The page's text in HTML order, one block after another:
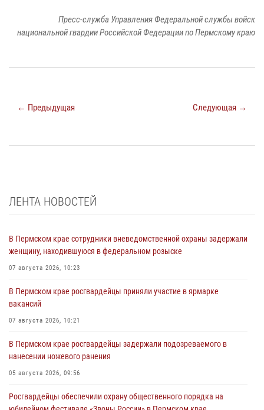
Пресс-служба Управления Федеральной службы войск
национальной гвардии Российской Федерации по Пермскому краю
← Предыдущая Следующая →
ЛЕНТА НОВОСТЕЙ
В Пермском крае сотрудники вневедомственной охраны задержали
женщину, находившуюся в федеральном розыске
07 августа 2026, 10:23
В Пермском крае росгвардейцы приняли участие в ярмарке
вакансий
07 августа 2026, 10:21
В Пермском крае росгвардейцы задержали подозреваемого в
нанесении ножевого ранения
05 августа 2026, 09:56
Росгвардейцы обеспечили охрану общественного порядка на